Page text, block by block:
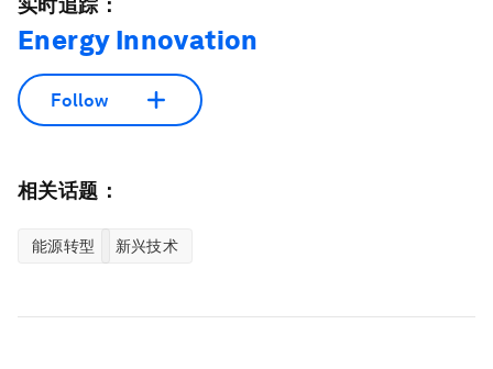
实时追踪：
Energy Innovation
Follow
相关话题：
能源转型 新兴技术